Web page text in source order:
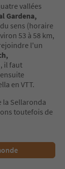
vallées
Gardena,
sens (horaire
53 à 58 km,
l'un
, il faut
en VTT.
la Sellaronda
toutefois de